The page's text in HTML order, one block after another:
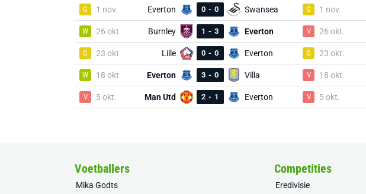
G 1 nov. Everton 0 - 0 Swansea
W 26 okt. Burnley 1 - 3 Everton
G 23 okt. Lille 0 - 0 Everton
W 18 okt. Everton 3 - 0 Villa
V 5 okt. Man Utd 2 - 1 Everton
G 1 nov.
V 26 okt.
G 23 okt.
V 18 okt.
V 5 okt.
Voetballers
Mika Godts
Competities
Eredivisie